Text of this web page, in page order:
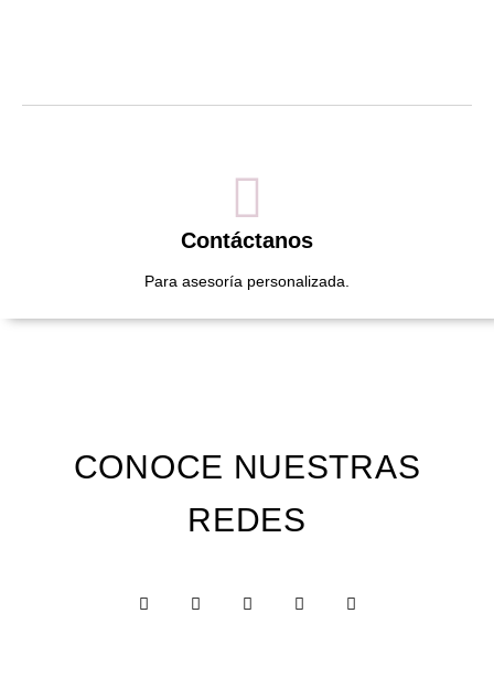
Contáctanos
Para asesoría personalizada.
CONOCE NUESTRAS
REDES